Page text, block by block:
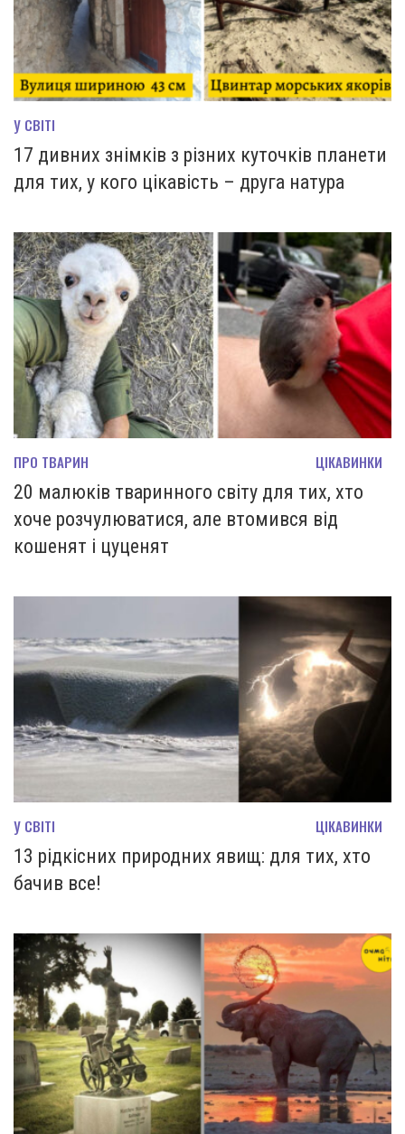
У СВІТІ
17 дивних знімків з різних куточків планети
для тих, у кого цікавість – друга натура
ПРО ТВАРИН ЦІКАВИНКИ
20 малюків тваринного світу для тих, хто
хоче розчулюватися, але втомився від
кошенят і цуценят
У СВІТІ ЦІКАВИНКИ
13 рідкісних природних явищ: для тих, хто
бачив все!